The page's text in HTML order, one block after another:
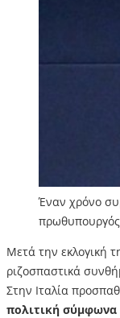
Έναν χρόνο
πρωθυπουργός
Μετά την εκλογική
ριζοσπαστικά
Στην Ιταλία
πολιτική σύμφωνα